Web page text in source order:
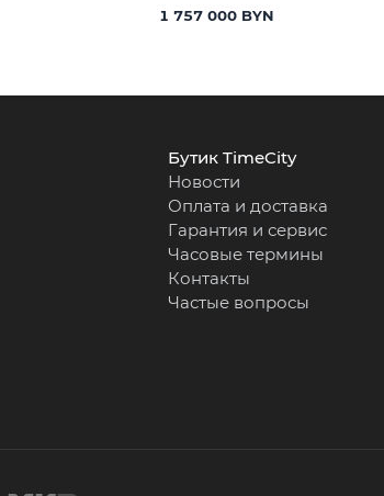
1 757 000 BYN
Бутик TimeCity
Новости
Оплата и доставка
Гарантия и сервис
Часовые термины
Контакты
Частые вопросы